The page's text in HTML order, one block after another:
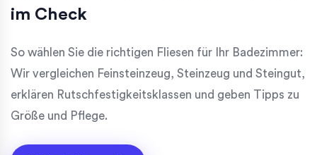
im Check
So wählen Sie die richtigen Fliesen für Ihr Badezimmer:
Wir vergleichen Feinsteinzeug, Steinzeug und Steingut,
erklären Rutschfestigkeitsklassen und geben Tipps zu
Größe und Pflege.